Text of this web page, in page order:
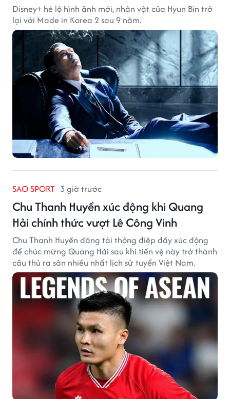
Disney+ hé lộ hình ảnh mới, nhân vật của Hyun Bin trở
lại với Made in Korea 2 sau 9 năm.
SAO SPORT 3 giờ trước
Chu Thanh Huyền xúc động khi Quang
Hải chính thức vượt Lê Công Vinh
Chu Thanh Huyền đăng tải thông điệp đầy xúc động
để chúc mừng Quang Hải sau khi tiền vệ này trở thành
cầu thủ ra sân nhiều nhất lịch sử tuyển Việt Nam.